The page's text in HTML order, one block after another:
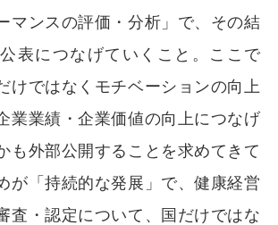
マンスの評価・分析」で、その結
表につなげていくこと。ここで
けではなくモチベーションの向上
業業績・企業価値の向上につなげ
も外部公開することを求めてきて
が「持続的な発展」で、健康経営
査・認定について、国だけではな